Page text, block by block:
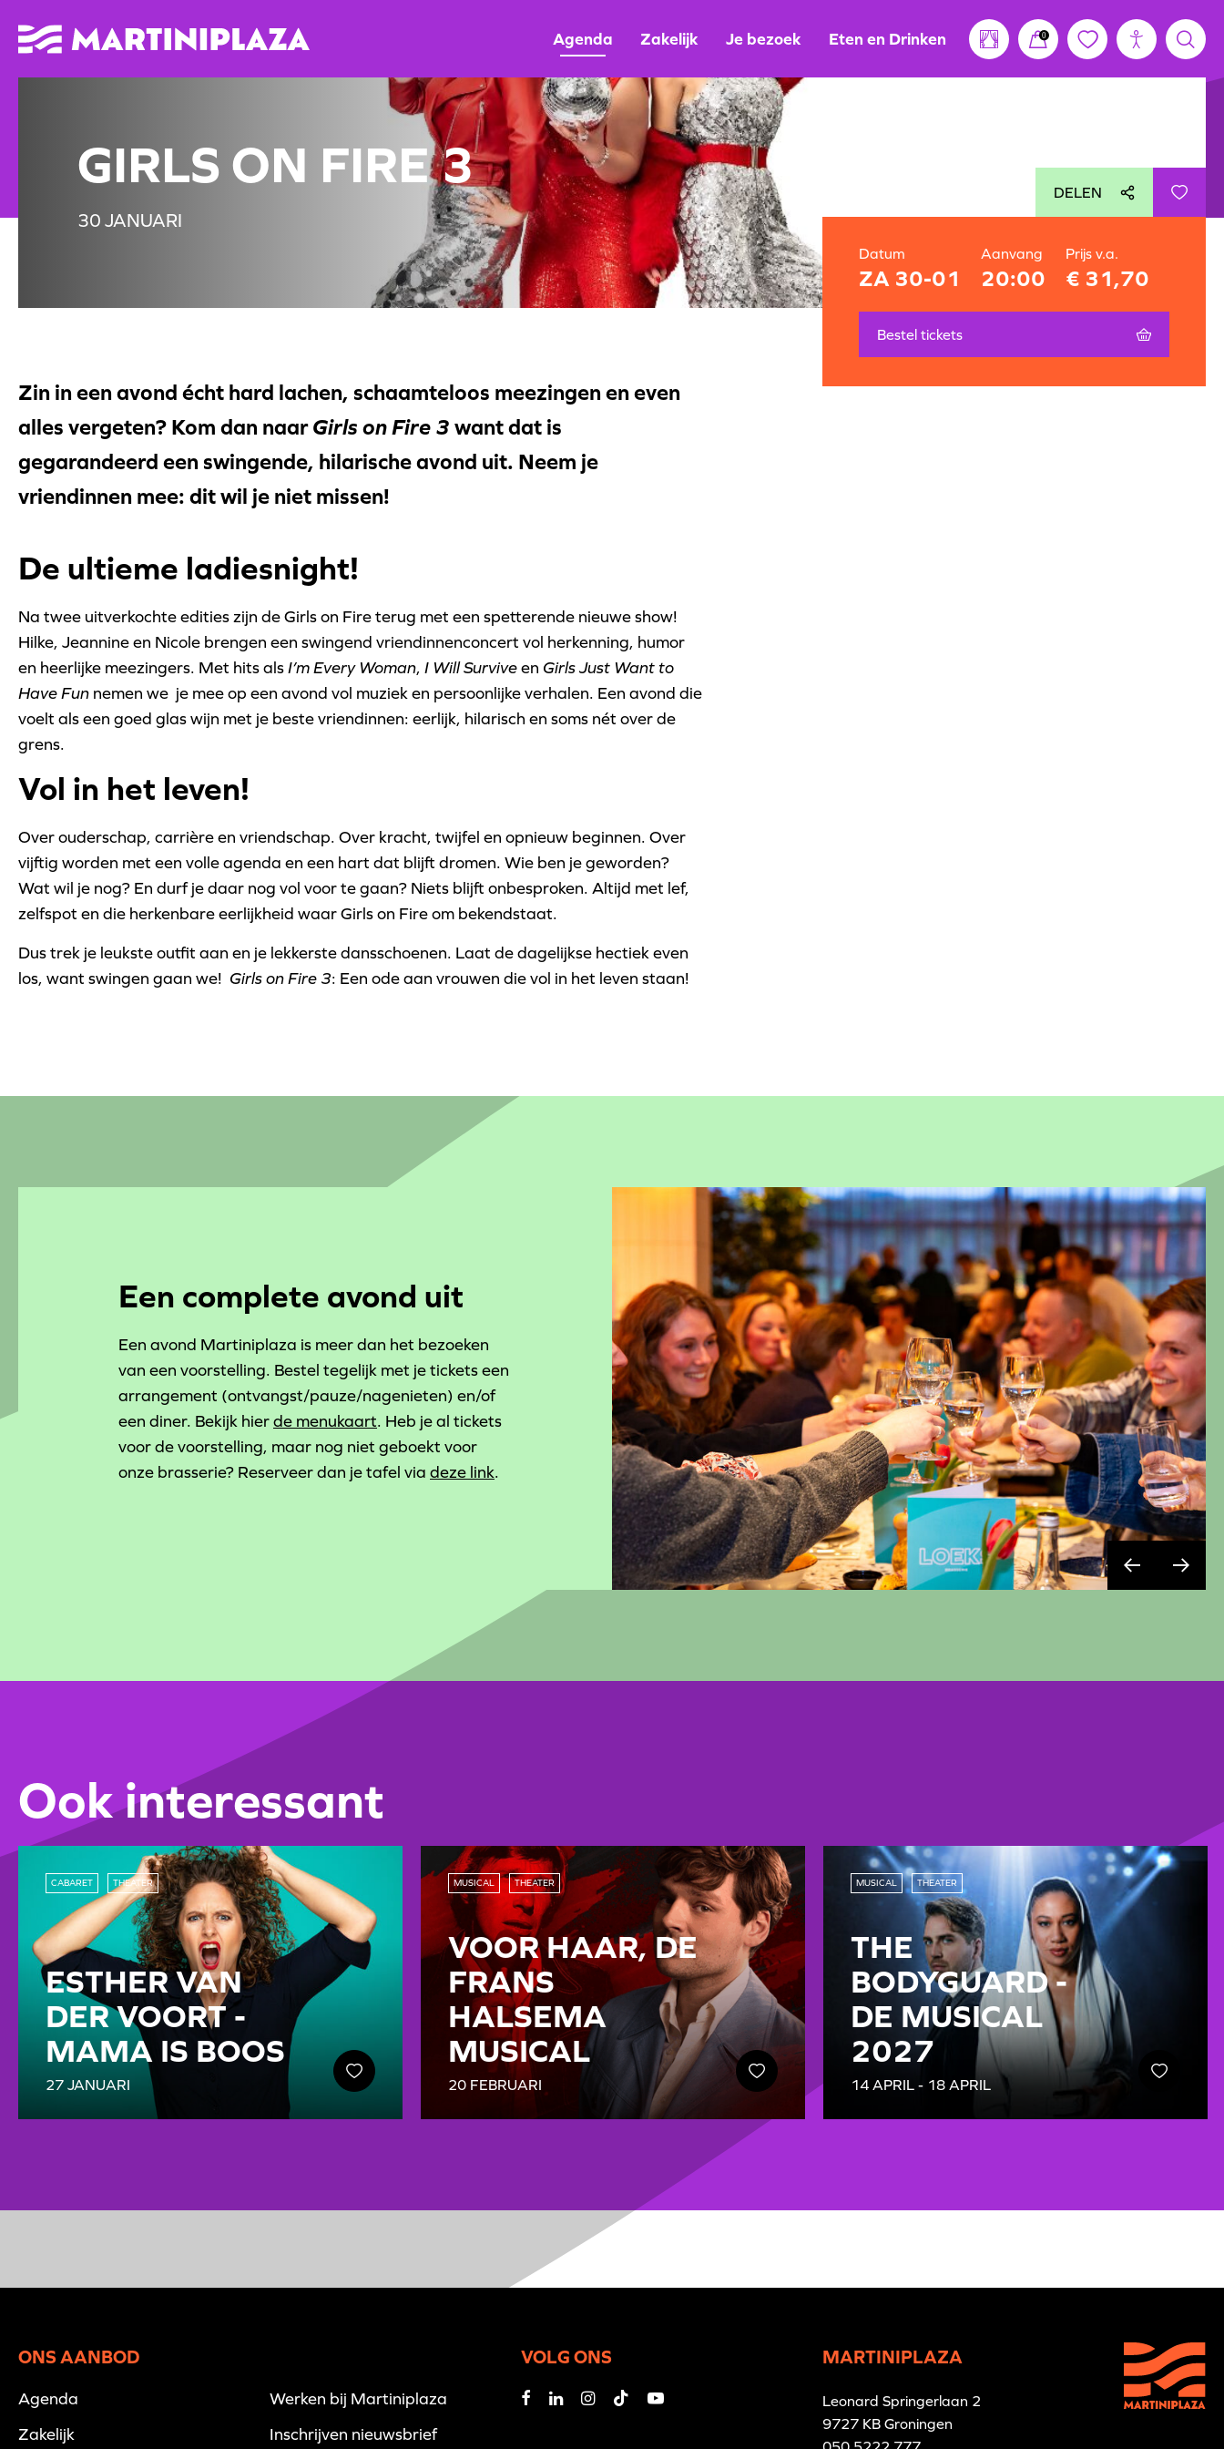
Agenda Zakelijk Je bezoek Eten en Drinken 0
GIRLS ON FIRE 3
30 JANUARI
Zin in een avond écht hard lachen, schaamteloos meezingen en even
alles vergeten? Kom dan naarGirls on Fire 3 want dat is
gegarandeerd een swingende, hilarische avond uit. Neem je
vriendinnen mee: dit wil je niet missen!
De ultieme ladiesnight!
Na twee uitverkochte edities zijn de Girls on Fire terug met een spetterende nieuwe show!
Hilke, Jeannine en Nicole brengen een swingend vriendinnenconcert vol herkenning, humor
en heerlijke meezingers. Met hits alsI’m Every Woman, I Will Surviveen Girls Just Want to
Have Fun nemen we je mee op een avond vol muziek en persoonlijke verhalen. Een avond die
voelt als een goed glas wijn met je beste vriendinnen: eerlijk, hilarisch en soms nét over de
grens.
Vol in het leven!
Over ouderschap, carrière en vriendschap. Over kracht, twijfel en opnieuw beginnen. Over
vijftig worden met een volle agenda en een hart dat blijft dromen. Wie ben je geworden?
Wat wil je nog? En durf je daar nog vol voor te gaan? Niets blijft onbesproken. Altijd met lef,
zelfspot en die herkenbare eerlijkheid waar Girls on Fire om bekendstaat.
Dus trek je leukste outfit aan en je lekkerste dansschoenen. Laat de dagelijkse hectiek even
los, want swingen gaan we! Girls on Fire 3: Een ode aan vrouwen die vol in het leven staan!
DELEN
Datum
ZA 30-01
Aanvang
20:00
Prijs v.a.
€ 31,70
Bestel tickets
Een complete avond uit
Een avond Martiniplaza is meer dan het bezoeken
van een voorstelling. Bestel tegelijk met je tickets een
arrangement (ontvangst/pauze/nagenieten) en/of
een diner. Bekijk hierde menukaart. Heb je al tickets
voor de voorstelling, maar nog niet geboekt voor
onze brasserie? Reserveer dan je tafel via deze link.
Ook interessant
CABARET THEATER
ESTHER VAN
DER VOORT -
MAMA IS BOOS
27 JANUARI
MUSICAL THEATER
VOOR HAAR, DE
FRANS
HALSEMA
MUSICAL
20 FEBRUARI
MUSICAL THEATER
THE
BODYGUARD -
DE MUSICAL
2027
14 APRIL - 18 APRIL
ONS AANBOD
Agenda
Zakelijk
Werken bij Martiniplaza
Inschrijven nieuwsbrief
VOLG ONS MARTINIPLAZA
Leonard Springerlaan 2
9727 KB Groningen